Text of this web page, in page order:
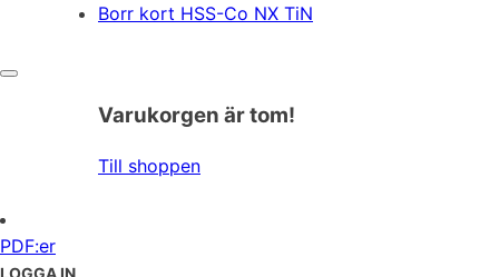
Borr kort HSS-Co NX TiN
Varukorgen är tom!
Till shoppen
PDF:er
LOGGA IN